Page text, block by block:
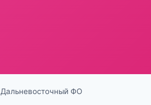
Дальневосточный ФО